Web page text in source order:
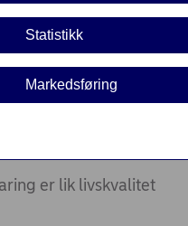
Våre sider -
VPS Investortjenester
VPS Foretakstjenester
Som ser nye
For dem som vil ha mer ut
er lik livskvalitet
Statistikk
Markedsføring